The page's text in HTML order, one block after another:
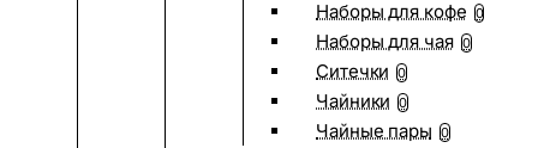
Наборы для кофе 0
Наборы для чая 0
Ситечки 0
Чайники 0
Чайные пары 0